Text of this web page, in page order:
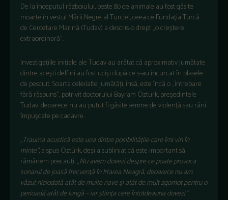
De la începutul războiului, peste 80 de animale au fost găsite
moarte în vestul Mării Negre al Turciei, ceea ce Fundația Turcă
de Cercetare Marină (Tudav) a descris-o drept „o creștere
extraordinară”.
Investigațiile inițiale ale Tudav au arătat că aproximativ jumătate
dintre acești delfini au fost uciși după ce s-au încurcat în plasele
de pescuit. Soarta celeilalte jumătăți, însă, este încă o „întrebare
fără răspuns”, potrivit doctorului Bayram Öztürk, președintele
Tudav, deoarece nu au putut fi găsite semne de violență sau răni
împușcate pe cadavre.
„Trauma acustică este una dintre posibilitățile care îmi vin în
minte”, a spus Öztürk, deși a subliniat că este important să
rămânem precauți. „Nu avem dovezi despre ce poate provoca
sonarul de joasă frecvență în Marea Neagră, deoarece nu am
văzut niciodată atât de multe nave și atât de mult zgomot pentru o
perioadă atât de lungă – iar știința cere întotdeauna dovezi.”